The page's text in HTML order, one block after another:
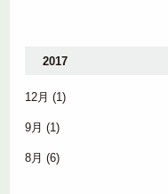
2017
12月 (1)
9月 (1)
8月 (6)